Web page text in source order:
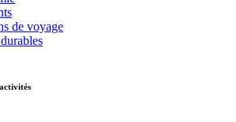
de voyage